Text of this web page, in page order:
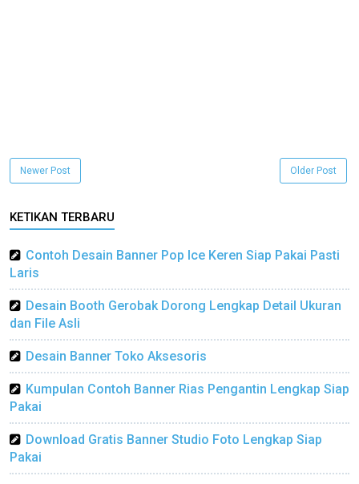
Newer Post Older Post
KETIKAN TERBARU
Contoh Desain Banner Pop Ice Keren Siap Pakai Pasti
Laris
Desain Booth Gerobak Dorong Lengkap Detail Ukuran
dan File Asli
Desain Banner Toko Aksesoris
Kumpulan Contoh Banner Rias Pengantin Lengkap Siap
Pakai
Download Gratis Banner Studio Foto Lengkap Siap
Pakai